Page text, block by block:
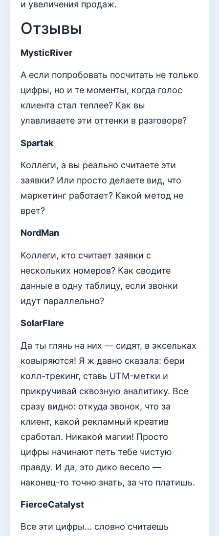
и увеличения продаж.
Отзывы
MysticRiver
А если попробовать посчитать не только
цифры, но и те моменты, когда голос
клиента стал теплее? Как вы
улавливаете эти оттенки в разговоре?
Spartak
Коллеги, а вы реально считаете эти
заявки? Или просто делаете вид, что
маркетинг работает? Какой метод не
врет?
NordMan
Коллеги, кто считает заявки с
нескольких номеров? Как сводите
данные в одну таблицу, если звонки
идут параллельно?
SolarFlare
Да ты глянь на них — сидят, в эксельках
ковыряются! Я ж давно сказала: бери
колл-трекинг, ставь UTM-метки и
прикручивай сквозную аналитику. Все
сразу видно: откуда звонок, что за
клиент, какой рекламный креатив
сработал. Никакой магии! Просто
цифры начинают петь тебе чистую
правду. И да, это дико весело —
наконец-то точно знать, за что платишь.
FierceCatalyst
Все эти цифры… словно считаешь